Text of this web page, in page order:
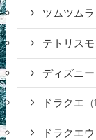
ツムツムラ
テトリス
ディズニ
ドラクエ
ドラクエ